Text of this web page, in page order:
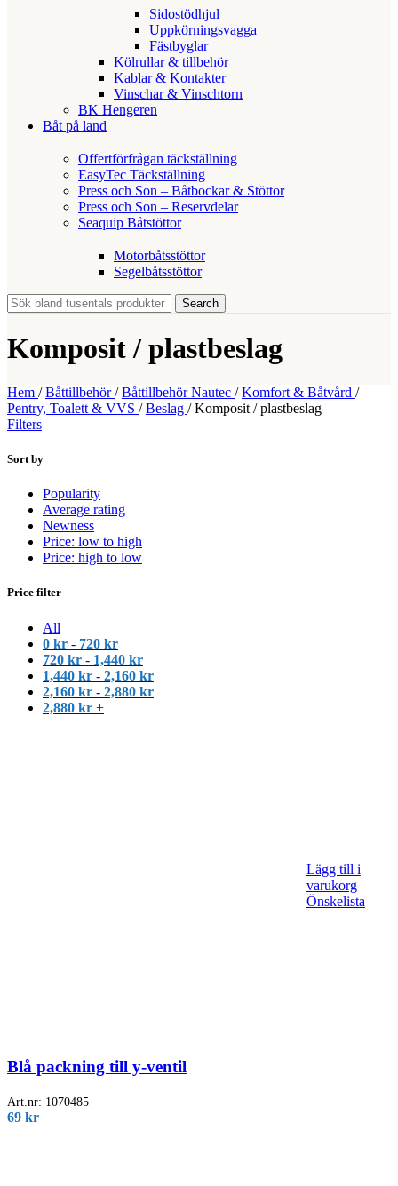
Sidostödhjul
Uppkörningsvagga
Fästbyglar
Kölrullar & tillbehör
Kablar & Kontakter
Vinschar & Vinschtorn
BK Hengeren
Båt på land
Offertförfrågan täckställning
EasyTec Täckställning
Press och Son – Båtbockar & Stöttor
Press och Son – Reservdelar
Seaquip Båtstöttor
Motorbåtsstöttor
Segelbåtsstöttor
Search
Komposit / plastbeslag
Hem / Båttillbehör/ Båttillbehör Nautec / Komfort & Båtvård /
Pentry, Toalett & VVS / Beslag / Komposit / plastbeslag
Filters
Sort by
Popularity
Average rating
Newness
Price: low to high
Price: high to low
Price filter
All
0 kr - 720 kr
720 kr - 1,440 kr
1,440 kr - 2,160 kr
2,160 kr - 2,880 kr
2,880 kr +
Lägg till i
varukorg
Önskelista
Blå packning till y-ventil
Art.nr: 1070485
69 kr